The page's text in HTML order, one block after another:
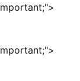
mportant;">
mportant;">